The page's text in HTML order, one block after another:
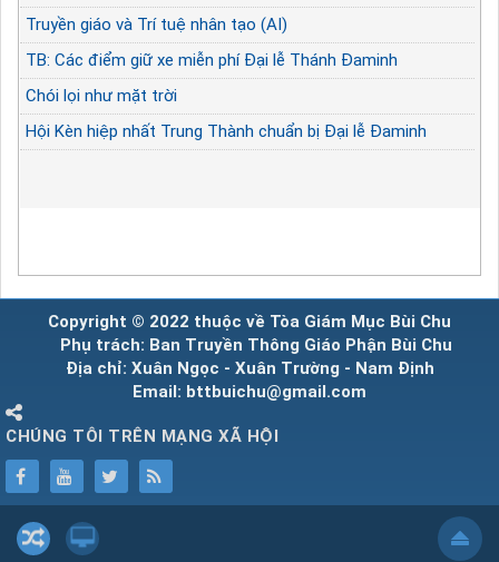
Truyền giáo và Trí tuệ nhân tạo (AI)
TB: Các điểm giữ xe miễn phí Đại lễ Thánh Đaminh
Chói lọi như mặt trời
Hội Kèn hiệp nhất Trung Thành chuẩn bị Đại lễ Đaminh
Copyright © 2022 thuộc về Tòa Giám Mục Bùi Chu
Phụ trách: Ban Truyền Thông Giáo Phận Bùi Chu
Địa chỉ: Xuân Ngọc - Xuân Trường - Nam Định
Email: bttbuichu@gmail.com
CHÚNG TÔI TRÊN MẠNG XÃ HỘI